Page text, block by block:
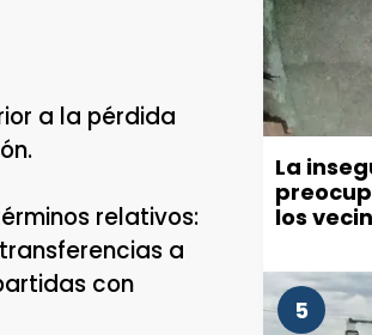
a la pérdida
relativos:
a
con
La
los
5